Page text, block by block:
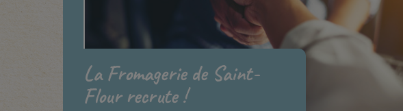
La Fromagerie de Saint-
Flour recrute !